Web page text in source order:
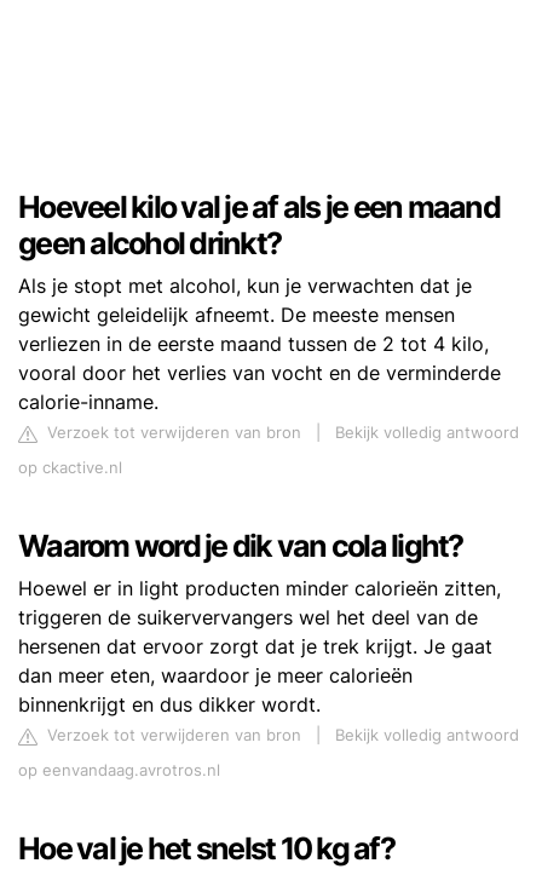
Hoeveel kilo val je af als je een maand
geen alcohol drinkt?
Als je stopt met alcohol, kun je verwachten dat je
gewicht geleidelijk afneemt. De meeste mensen
verliezen in de eerste maand tussen de 2 tot 4 kilo,
vooral door het verlies van vocht en de verminderde
calorie-inname.
Verzoek tot verwijderen van bron
Bekijk volledig antwoord
op ckactive.nl
Waarom word je dik van cola light?
Hoewel er in light producten minder calorieën zitten,
triggeren de suikervervangers wel het deel van de
hersenen dat ervoor zorgt dat je trek krijgt. Je gaat
dan meer eten, waardoor je meer calorieën
binnenkrijgt en dus dikker wordt.
Verzoek tot verwijderen van bron
Bekijk volledig antwoord
op eenvandaag.avrotros.nl
Hoe val je het snelst 10 kg af?